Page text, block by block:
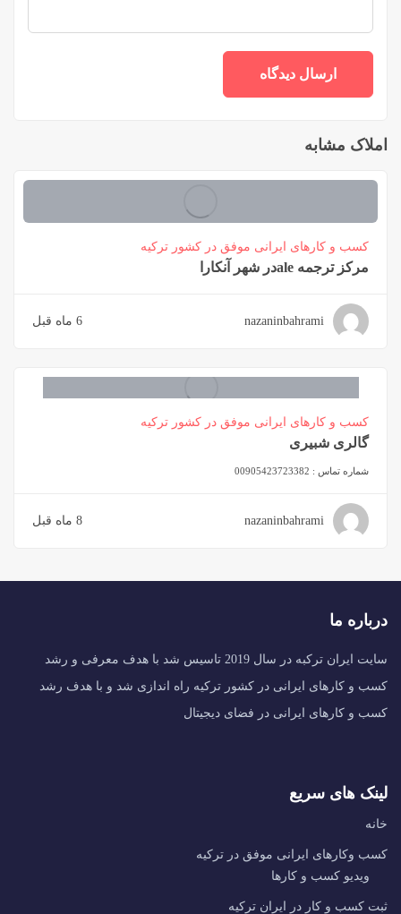
املاک مشابه
کسب و کارهای ایرانی موفق در کشور ترکیه
مرکز ترجمه aleدر شهر آنکارا
nazaninbahrami 6 ماه قبل
کسب و کارهای ایرانی موفق در کشور ترکیه
گالری شبیری
شماره تماس : 00905423723382
nazaninbahrami 8 ماه قبل
درباره ما
سایت ایران ترکبه در سال 2019 تاسیس شد با هدف معرفی و رشد
کسب و کارهای ایرانی در کشور ترکیه راه اندازی شد و با هدف رشد
کسب و کارهای ایرانی در فضای دیجیتال
لینک های سریع
خانه
کسب وکارهای ایرانی موفق در ترکیه
ویدیو کسب و کارها
ثبت کسب و کار در ایران ترکیه